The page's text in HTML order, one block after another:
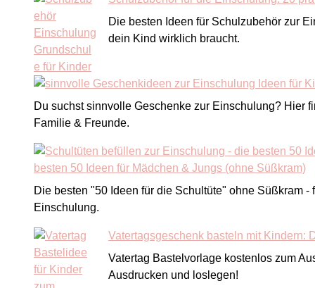
Die besten Ideen für Schulzubehör zur
dein Kind wirklich braucht.
Du suchst sinnvolle Geschenke zur Einschulung? Hier
Familie & Freunde.
besten 50 Ideen für Mädchen & Jungs (ohne Süßkram)
Die besten "50 Ideen für die Schultüte" ohne Süßkram
Einschulung.
Vatertagsgeschenk basteln mit Kindern:
Vatertag Bastelvorlage kostenlos zum
Ausdrucken und loslegen!